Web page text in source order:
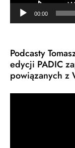
00:00
Podcasty
edycji PADIC
powiązanych z